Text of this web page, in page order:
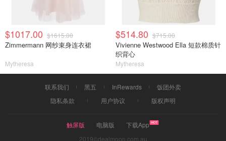
$1017.00 $1615.00
Zimmermann 网纱束身连衣裙
Mytheresa
$514.80 $715.00
Vivienne Westwood Ella 短款棉质针
织背心
Mytheresa
联系我们 黑五 InRewards
饭团外卖
隐私条款
用户协议 版权声明
触屏版 电脑版
下载App
2019©dealmoon.com.au